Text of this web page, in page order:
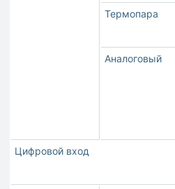
Термопара
Аналоговый
Цифровой вход